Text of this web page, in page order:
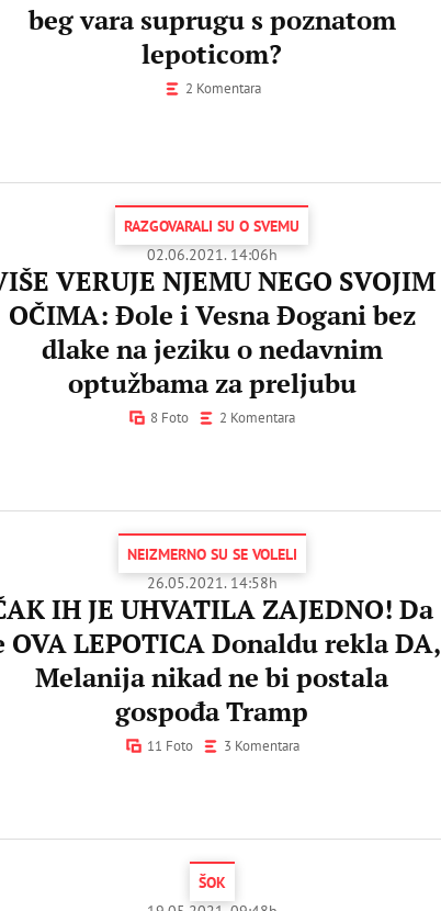
beg vara suprugu s poznatom
lepoticom?
2 Komentara
RAZGOVARALI SU O SVEMU
02.06.2021. 14:06h
VERUJE NJEMU NEGO SVOJIM
OČIMA: Đole i Vesna Đogani bez
dlake na jeziku o nedavnim
optužbama za preljubu
8 Foto 2 Komentara
NEIZMERNO SU SE VOLELI
26.05.2021. 14:58h
IH JE UHVATILA ZAJEDNO! Da
OVA LEPOTICA Donaldu rekla DA,
Melanija nikad ne bi postala
gospođa Tramp
11 Foto 3 Komentara
ŠOK